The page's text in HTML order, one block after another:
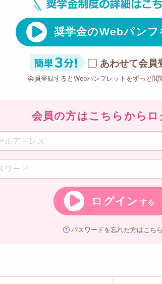
奨学金のWebパンフ
あわせて会員
会員登録するとWebパンフレットをずっと閲
会員の方はこちらからロ
ログイン する
パスワードを忘れた方はこちら